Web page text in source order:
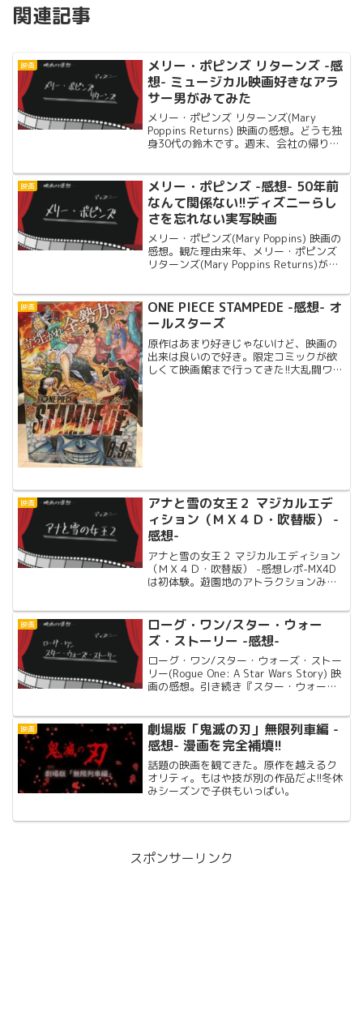
関連記事
映画
メリー・ポピンズ リターンズ -感
想- ミュージカル映画好きなアラ
サー男がみてみた
メリー・ポピンズ リターンズ(Mary
Poppins Returns) 映画の感想。どうも独
身30代の鈴木です。週末、会社の帰りに
った。54年ぶりの...
映画
メリー・ポピンズ -感想- 50年前
なんて関係ない!!ディズニーらし
さを忘れない実写映画
メリー・ポピンズ(Mary Poppins) 映画の
感想。観た理由来年、メリー・ポピンズ
リターンズ(Mary Poppins Returns)が放
(Supercalifrag...
映画
ONE PIECE STAMPEDE -感想- オ
ールスターズ
原作はあまり好きじゃないけど、映画の
出来は良いので好き。限定コミックが欲
しくて映画館まで行ってきた!!大乱闘ワン
映画
アナと雪の女王２ マジカルエデ
ィション（ＭＸ４Ｄ・吹替版） -
感想-
アナと雪の女王２ マジカルエディション
（ＭＸ４Ｄ・吹替版） -感想レポ-MX4D
は初体験。遊園地のアトラクションみた
っこり!!
映画
ローグ・ワン/スター・ウォー
ズ・ストーリー -感想-
ローグ・ワン/スター・ウォーズ・ストー
リー(Rogue One: A Star Wars Story) 映
画の感想。引き続き『スター・ウォー
ズの1-6を観た。と言った...
映画
劇場版「鬼滅の刃」無限列車編 -
感想- 漫画を完全補填!!
話題の映画を観てきた。原作を越えるク
オリティ。もはや技が別の作品だよ!!冬休
みシーズンで子供もいっぱい。
スポンサーリンク